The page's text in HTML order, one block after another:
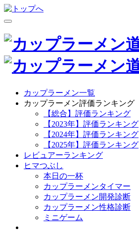
カップラーメン一覧
カップラーメン評価ランキング
【総合】評価ランキング
【2023年】評価ランキング
【2024年】評価ランキング
【2025年】評価ランキング
レビュアーランキング
ヒマつぶし
本日の一杯
カップラーメンタイマー
カップラーメン開発診断
カップラーメン性格診断
ミニゲーム